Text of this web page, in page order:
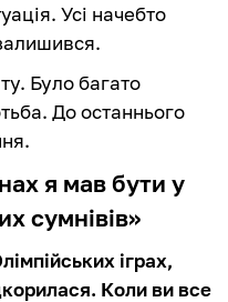
Усі начебто
Було багато
До останнього
я мав бути у
сумнівів»
іграх,
Коли ви все